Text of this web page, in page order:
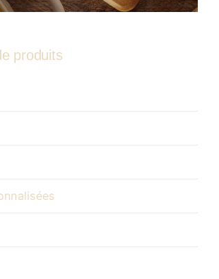
produits